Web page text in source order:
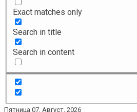
Exact matches only
Search in title
Search in content
Пятница 07, Август, 2026